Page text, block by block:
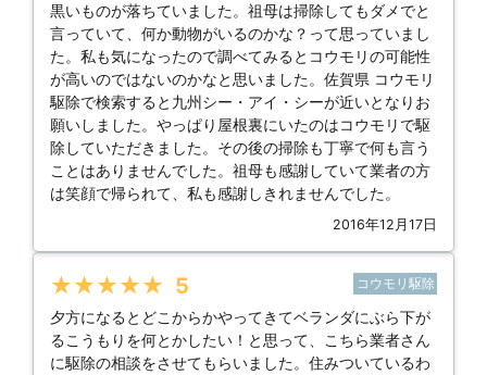
黒いものが落ちていました。祖母は掃除してもダメでと
言っていて、何か動物がいるのかな？って思っていまし
た。私も気になったので調べてみるとコウモリの可能性
が高いのではないのかなと思いました。佐賀県 コウモリ
駆除で検索すると九州シー・アイ・シーが近いとなりお
願いしました。やっぱり屋根裏にいたのはコウモリで駆
除していただきました。その後の掃除も丁寧で何も言う
ことはありませんでした。祖母も感謝していて業者の方
は笑顔で帰られて、私も感謝しきれませんでした。
2016年12月17日
★★★★★ 5 コウモリ駆除
夕方になるとどこからかやってきてベランダにぶら下が
るこうもりを何とかしたい！と思って、こちら業者さん
に駆除の相談をさせてもらいました。住みついているわ